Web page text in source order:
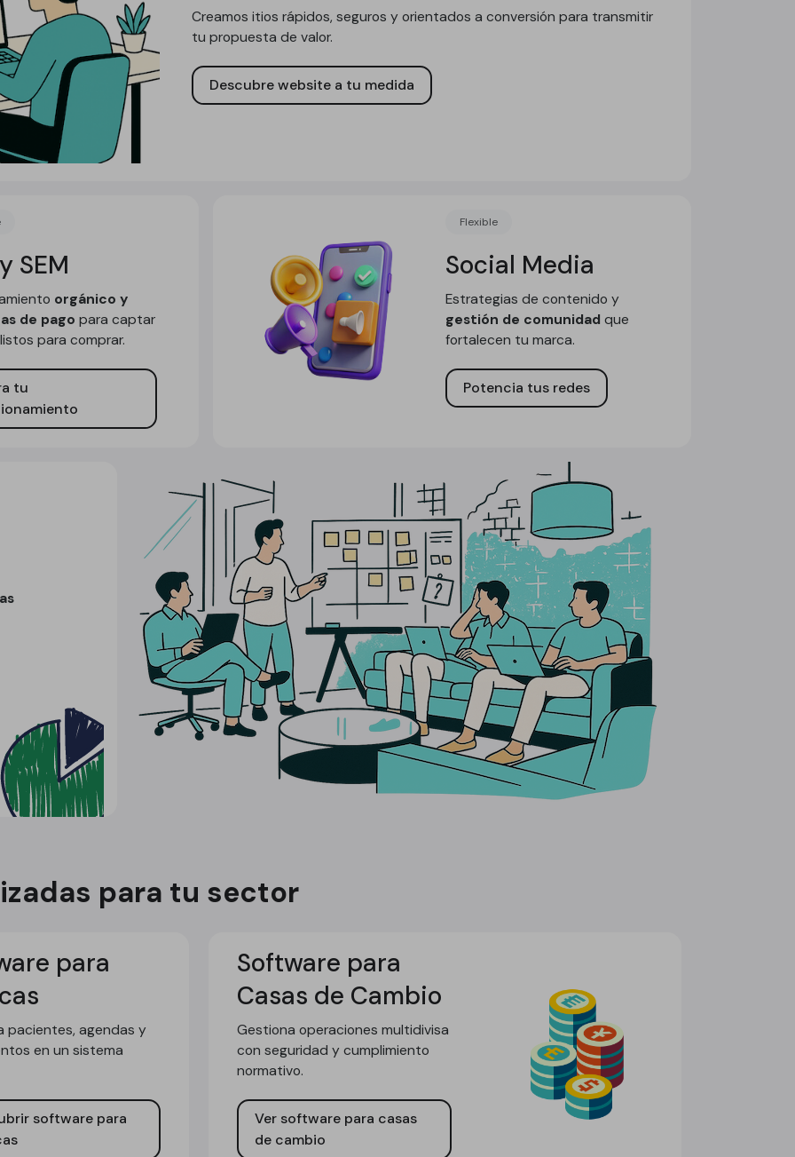
Creamos itios rápidos, seguros y orientados a conversión para transmitir
tu propuesta de valor.
Descubre website a tu medida
SEM
orgánico y
de pago para captar
para comprar.
tu
Flexible
Social Media
Estrategias de contenido y
gestión de comunidad que
fortalecen tu marca.
Potencia tus redes
para tu sector
para
pacientes, agendas y
en un sistema
software para
Software para
Casas de Cambio
Gestiona operaciones multidivisa
con seguridad y cumplimiento
normativo.
Ver software para casas
de cambio